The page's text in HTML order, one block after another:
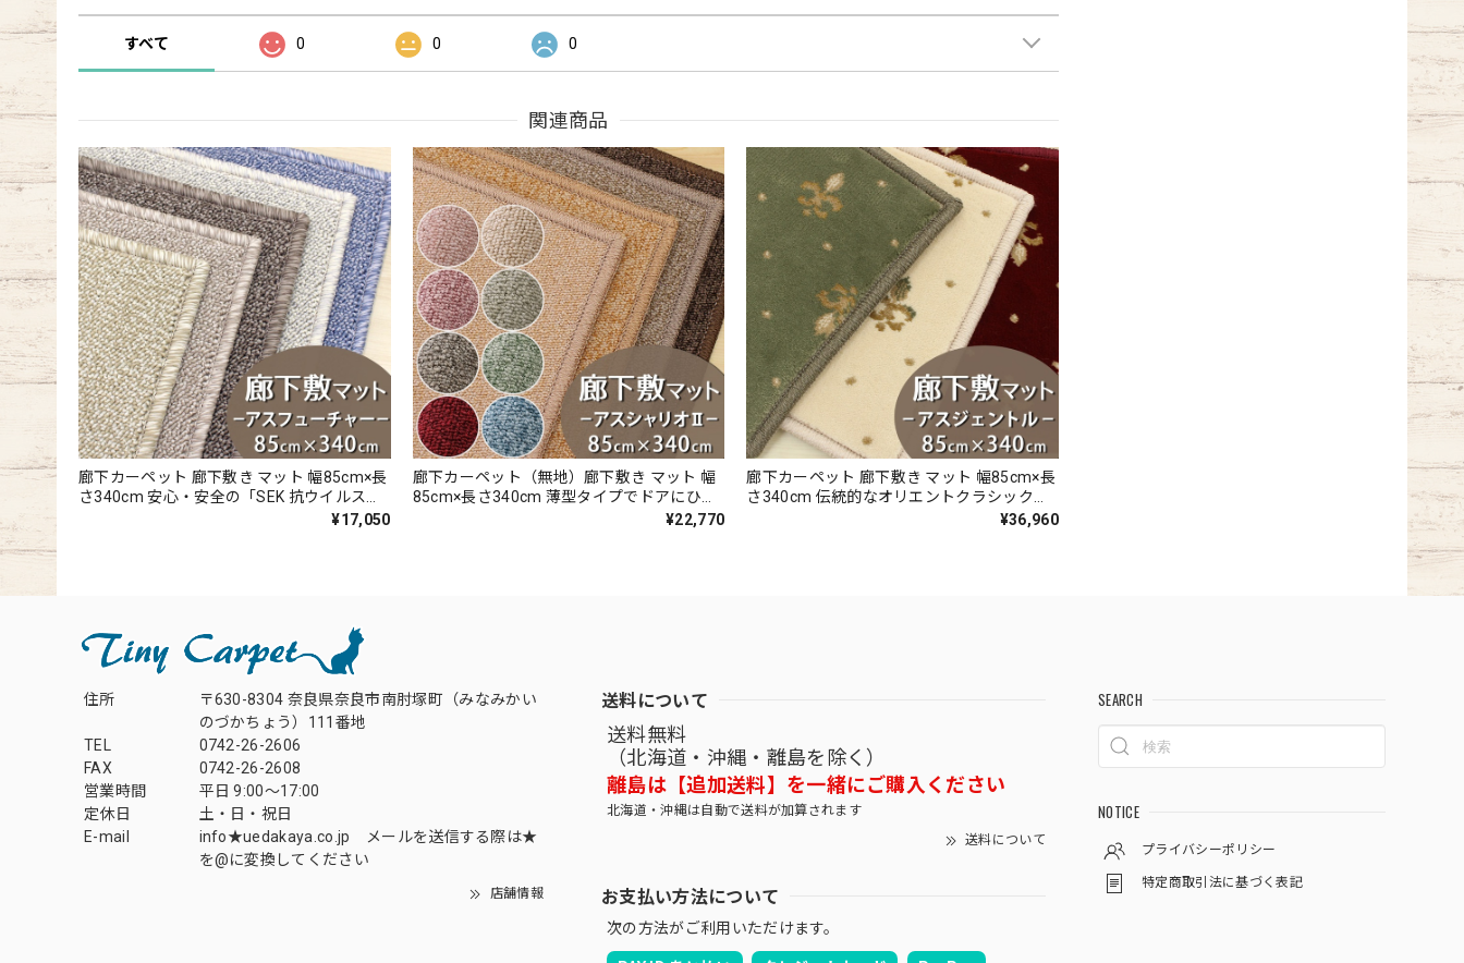
すべて 0 0 0
関連商品
廊下カーペット 廊下敷き マット 幅85cm×長
さ340cm 安心・安全の「SEK 抗ウイルス加
工」+「SEK 制菌加工」雰囲気のある杢調 無
¥17,050
廊下カーペット（無地）廊下敷き マット 幅
85cm×長さ340cm 薄型タイプでドアにひっ
かかりにくい！高い耐久性と強力なはっ水・
¥22,770
廊下カーペット 廊下敷き マット 幅85cm×長
さ340cm 伝統的なオリエントクラシック柄
繊細で華やかなグレード感あるデザイン 高
¥36,960
住所
〒630-8304 奈良県奈良市南肘塚町（みなみかい
のづかちょう）111番地
TEL
0742-26-2606
FAX
0742-26-2608
営業時間
平日 9:00～17:00
定休日
土・日・祝日
E-mail
info★uedakaya.co.jp メールを送信する際は★
を@に変換してください
店舗情報
送料について
送料無料
（北海道・沖縄・離島を除く）
離島は【追加送料】を一緒にご購入ください
北海道・沖縄は自動で送料が加算されます
送料について
お支払い方法について
次の方法がご利用いただけます。
SEARCH
NOTICE
プライバシーポリシー
特定商取引法に基づく表記